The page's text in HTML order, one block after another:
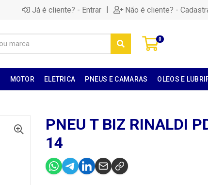
Já é cliente? - Entrar | Não é cliente? -
0
MOTOR ELETRICA PNEUS E CAMARAS OLEOS E
PNEU T BIZ RINALDI
14